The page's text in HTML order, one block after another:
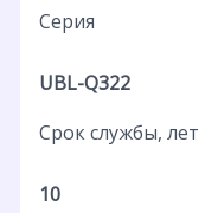
Серия
UBL-Q322
Срок службы, лет
10